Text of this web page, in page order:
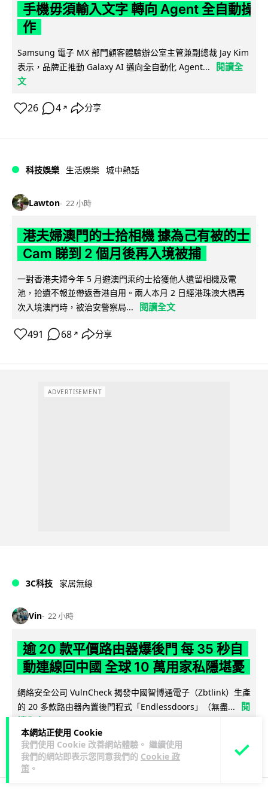
本網站正使用 Cookie
我們使用 Cookie 改善網站體驗。 繼續使用
我們的網站即表示您同意我們的 Cookie 政
策 。
手機毋須輸入文字 轉向 Agent 全自動操
作
Samsung 電子 MX 部門顧客體驗辦公室主管兼副總裁 Jay Kim
表示，品牌正推動 Galaxy AI 邁向全自動化 Agent...
閱讀全
文
26 4 ↗ 分享
科技娛樂 生活娛樂 城中熱話
Lawton 22 小時
港夫婦澳門的士拾相機 據為己有被的士
Cam 睇到 2 個月後再入境被捕
一對香港夫婦今年 5 月遊澳門乘的士拾獲他人遺留相機及電
池，拾遺不報並帶返香港自用。兩人本月 2 日經港珠澳大橋再
次入境澳門時，被治安警察局...
閱讀全文
491 68 ↗ 分享
ADVERTISEMENT
3C科技 家居無線
Vin 22 小時
逾 20 款平價路由器爆後門 每 35 秒自
動連線回中國 全球 10 萬用家私隱堪憂
網絡安全公司 VulnCheck 揭發中國智博通電子（Zbtlink）生產
的 20 多款路由器內置後門程式「Endlessdoors」（無盡...
閱
讀全文
915 189 ↗ 分享